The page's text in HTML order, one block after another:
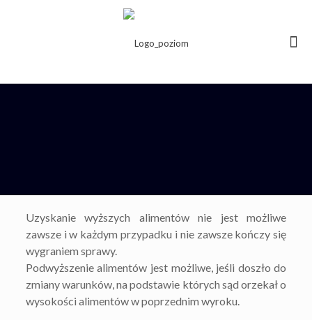
Uzyskanie wyższych alimentów nie jest możliwe
zawsze i w każdym przypadku i nie zawsze kończy się
wygraniem sprawy.
Podwyższenie alimentów jest możliwe, jeśli doszło do
zmiany warunków, na podstawie których sąd orzekał o
wysokości alimentów w poprzednim wyroku.